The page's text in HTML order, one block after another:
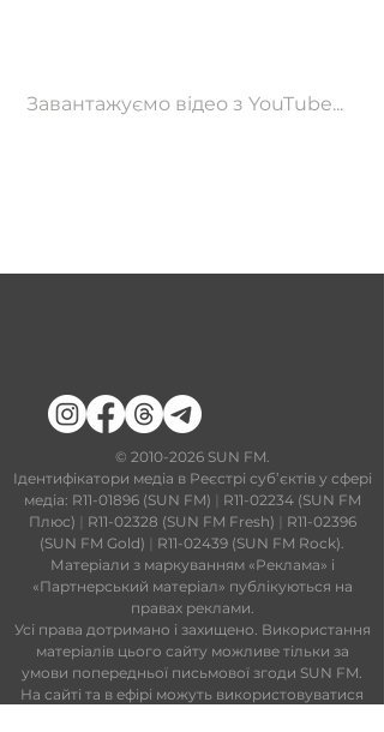
Завантажуємо відео з YouTube...
​© 2010-2026SUN FM.
Ідентифікатори медіа в Реєстрі суб’єктів у сфері
медіа: R11-01896 (SUN FM) | R11-02234 (SUN FM
Плюс) | R11-02328 (SUN FM Fresh) | R11-02396
(SUN FM Gold) | R11-02439 (SUN FM Rock).
Матеріали з маркуванням «Реклама» і
«Партнерський матеріал» публікуються на
правах реклами.
Усі права дотримано і захищено. Використання
матеріалів цього сайту можливе тільки за
умови попередньої письмової згоди SUN FM.
На сайті та в ефірі можуть використовуватися